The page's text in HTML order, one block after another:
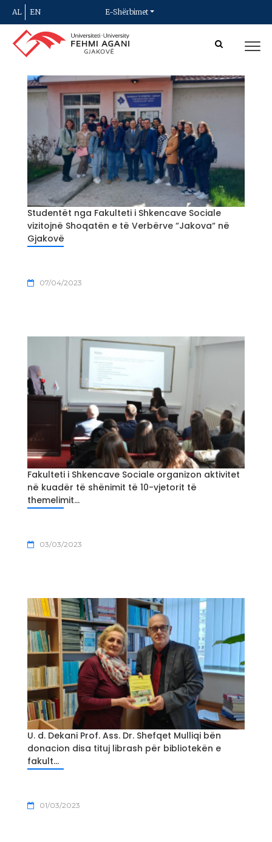
AL EN E-Shërbimet
Studentët nga Fakulteti i Shkencave Sociale
vizitojnë Shoqatën e të Verbërve “Jakova“ në
Gjakovë
07/04/2023
Fakulteti i Shkencave Sociale organizon aktivitet
në kuadër të shënimit të 10-vjetorit të
themelimit...
03/03/2023
U. d. Dekani Prof. Ass. Dr. Shefqet Mulliqi bën
donacion disa tituj librash për bibliotekën e
fakult...
01/03/2023